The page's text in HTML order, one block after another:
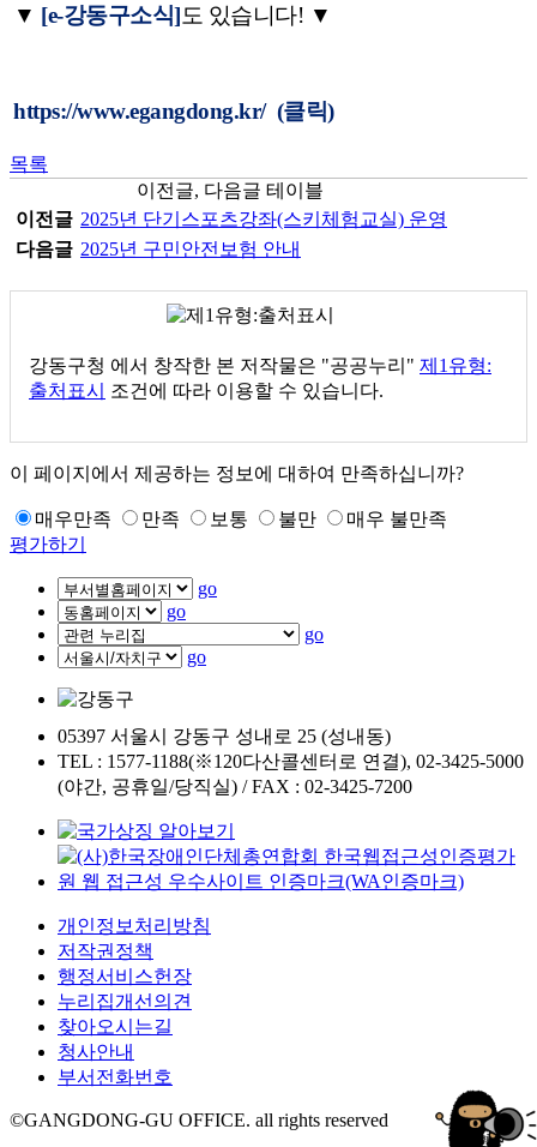
▼ [e-강동구소식]도 있습니다! ▼
https://www.egangdong.kr/(클릭)
목록
이전글, 다음글 테이블
이전글 2025년 단기스포츠강좌(스키체험교실) 운영
다음글 2025년 구민안전보험 안내
강동구청 에서 창작한 본 저작물은 "공공누리" 제1유형:
출처표시
조건에 따라 이용할 수 있습니다.
이 페이지에서 제공하는 정보에 대하여 만족하십니까?
매우만족 만족 보통 불만
매우 불만족
평가하기
go
go
go
go
05397 서울시 강동구 성내로 25 (성내동)
TEL : 1577-1188(※120다산콜센터로 연결), 02-3425-5000
(야간, 공휴일/당직실) / FAX : 02-3425-7200
개인정보처리방침
저작권정책
행정서비스헌장
누리집개선의견
찾아오시는길
청사안내
부서전화번호
©GANGDONG-GU OFFICE. all rights reserved